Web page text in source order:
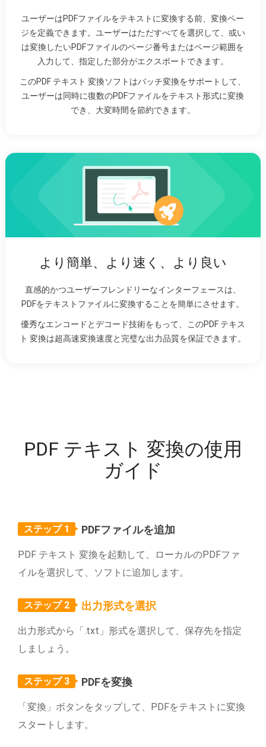
ユーザーはPDFファイルをテキストに変換する前、変換ペー
ジを定義できます。ユーザーはただすべてを選択して、或い
は変換したいPDFファイルのページ番号またはページ範囲を
入力して、指定した部分がエクスポートできます。
このPDF テキスト 変換ソフトはバッチ変換をサポートして、
ユーザーは同時に復数のPDFファイルをテキスト形式に変換
でき、大変時間を節約できます。
より簡単、より速く、より良い
直感的かつユーザーフレンドリーなインターフェースは、
PDFをテキストファイルに変換することを簡単にさせます。
優秀なエンコードとデコード技術をもって、このPDF テキス
ト 変換は超高速変換速度と完璧な出力品質を保証できます。
PDF テキスト 変換の使用
ガイド
ステップ 1 PDFファイルを追加
PDF テキスト 変換を起動して、ローカルのPDFファ
イルを選択して、ソフトに追加します。
ステップ 2 出力形式を選択
出力形式から「.txt」形式を選択して、保存先を指定
しましょう。
ステップ 3 PDFを変換
「変換」ボタンをタップして、PDFをテキストに変換
スタートします。